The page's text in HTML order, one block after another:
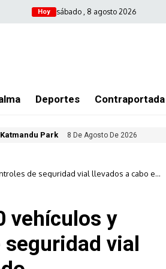
Hoy sábado , 8 agosto 2026
Deportes Contraportada
Park 8 De Agosto De 2026
de seguridad vial llevados a cabo el
vehículos y
vial